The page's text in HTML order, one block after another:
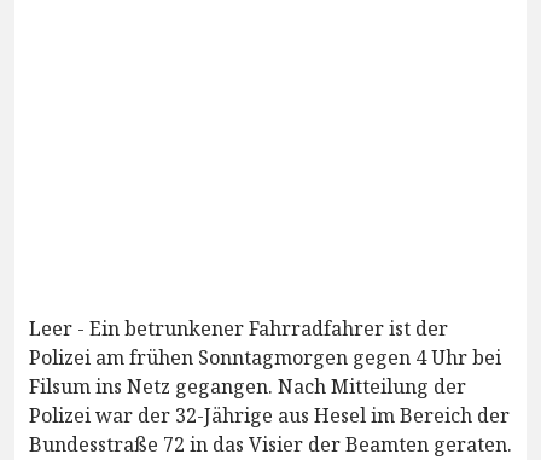
Leer - Ein betrunkener Fahrradfahrer ist der
Polizei am frühen Sonntagmorgen gegen 4 Uhr bei
Filsum ins Netz gegangen. Nach Mitteilung der
Polizei war der 32-Jährige aus Hesel im Bereich der
Bundesstraße 72 in das Visier der Beamten geraten.